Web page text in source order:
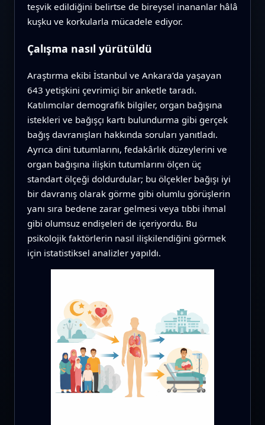
teşvik edildiğini belirtse de bireysel inananlar hâlâ
kuşku ve korkularla mücadele ediyor.
Çalışma nasıl yürütüldü
Araştırma ekibi İstanbul ve Ankara’da yaşayan
643 yetişkini çevrimiçi bir anketle taradı.
Katılımcılar demografik bilgiler, organ bağışına
istekleri ve bağışçı kartı bulundurma gibi gerçek
bağış davranışları hakkında soruları yanıtladı.
Ayrıca dini tutumlarını, fedakârlık düzeylerini ve
organ bağışına ilişkin tutumlarını ölçen üç
standart ölçeği doldurdular; bu ölçekler bağışı iyi
bir davranış olarak görme gibi olumlu görüşlerin
yanı sıra bedene zarar gelmesi veya tıbbi ihmal
gibi olumsuz endişeleri de içeriyordu. Bu
psikolojik faktörlerin nasıl ilişkilendiğini görmek
için istatistiksel analizler yapıldı.